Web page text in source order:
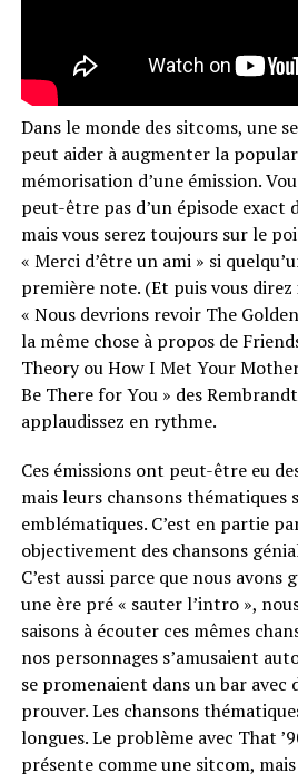
Dans le monde des sitcoms, une
peut aider à augmenter la
mémorisation d’une émission.
peut-être pas d’un épisode exact
mais vous serez toujours sur le
« Merci d’être un ami » si
première note. (Et puis vous
« Nous devrions revoir The
la même chose à propos de
Theory ou How I Met Your
Be There for You » des
applaudissez en rythme.
Ces émissions ont peut-être eu
mais leurs chansons thématiques
emblématiques. C’est en partie
objectivement des chansons
C’est aussi parce que nous avons
une ère pré « sauter l’intro »,
saisons à écouter ces mêmes
nos personnages s’amusaient
se promenaient dans un bar avec
prouver. Les chansons
longues. Le problème avec That
présente comme une sitcom,